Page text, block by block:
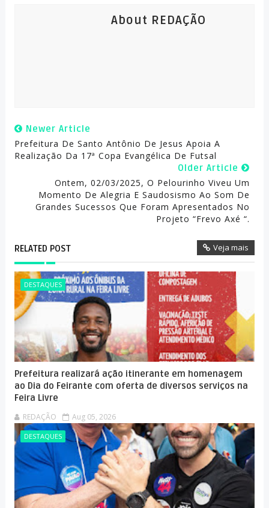
About REDAÇÃO
Newer Article
Prefeitura De Santo Antônio De Jesus Apoia A
Realização Da 17ª Copa Evangélica De Futsal
Older Article
Ontem, 02/03/2025, O Pelourinho Viveu Um
Momento De Alegria E Saudosismo Ao Som De
Grandes Sucessos Que Foram Apresentados No
Projeto “Frevo Axé “.
RELATED POST Veja mais
DESTAQUES
Prefeitura realizará ação itinerante em homenagem
ao Dia do Feirante com oferta de diversos serviços na
Feira Livre
REDAÇÃO Aug 05, 2026
DESTAQUES